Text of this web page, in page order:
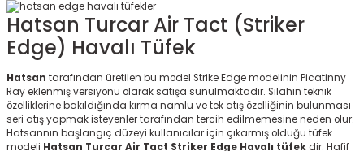
Hatsan Turcar Air Tact (Striker
Edge) Havalı Tüfek
Hatsan tarafından üretilen bu model Strike Edge modelinin Picatinny
Ray eklenmiş versiyonu olarak satışa sunulmaktadır. Silahın teknik
özelliklerine bakıldığında kırma namlu ve tek atış özelliğinin bulunması
seri atış yapmak isteyenler tarafından tercih edilmemesine neden olur.
Hatsannın başlangıç düzeyi kullanıcılar için çıkarmış olduğu tüfek
modeli Hatsan Turcar Air Tact Striker Edge Havalı tüfekdir. Hafif